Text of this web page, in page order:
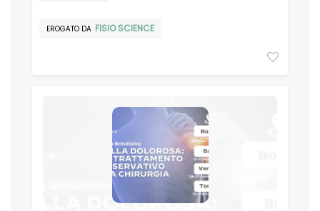
EROGATO DA FISIO SCIENCE